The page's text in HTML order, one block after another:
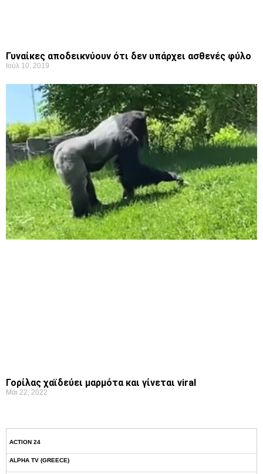
Γυναίκες αποδεικνύουν ότι δεν υπάρχει ασθενές φύλο
Ιούλ 10, 2019
Γορίλας χαϊδεύει μαρμότα και γίνεται viral
Μάι 22, 2022
ACTION 24
ALPHA TV (GREECE)